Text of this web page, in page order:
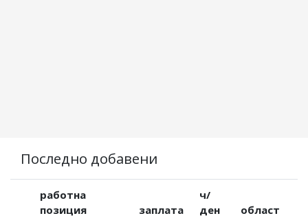
Последно добавени
работна
позиция
заплата
ч/
ден
област